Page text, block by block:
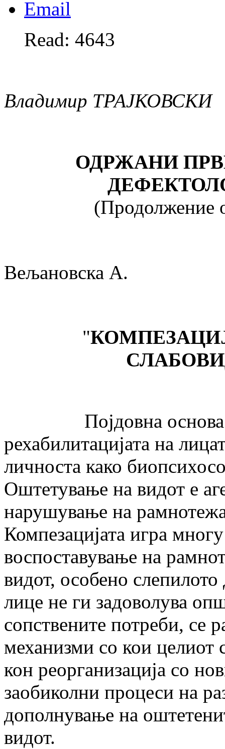
Read: 4643
Владимир ТРАЈКОВСКИ
ОДРЖАНИ
(Продолжение
Вељановска А.
"
Појдовна основа
рехабилитацијата на
личноста како
Оштетување на видот е
нарушување на
Компезацијата игра
воспоставување на
видот, особено слепилото
лице не ги задоволува
сопствените потреби, се
механизми со кои целиот
кон реорганизација со
заобиколни процеси на
дополнување на
видот.